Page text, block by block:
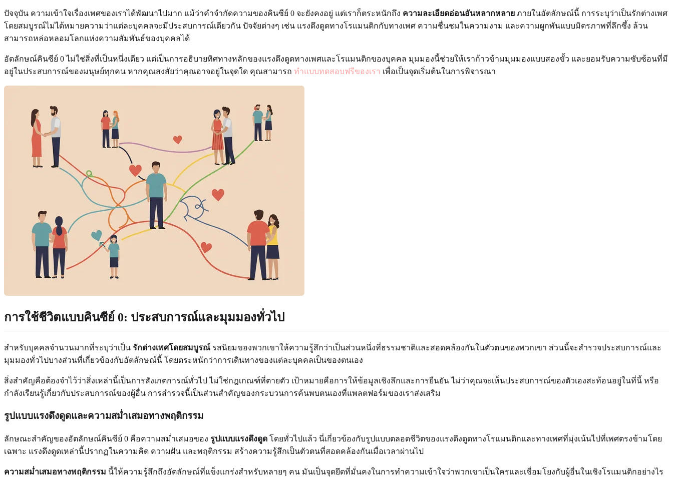
ปัจจุบัน ความเข้าใจเรื่องเพศของเราได้พัฒนาไปมาก แม้ว่าคำจำกัดความของคินซีย์ 0 จะยังคงอยู่ แต่เราก็ตระหนักถึง ความละเอียดอ่อนอันหลากหลาย ภายในอัตลักษณ์นี้ การระบุว่าเป็นรักต่างเพศ
โดยสมบูรณ์ไม่ได้หมายความว่าแต่ละบุคคลจะมีประสบการณ์เดียวกัน ปัจจัยต่างๆ เช่น แรงดึงดูดทางโรแมนติกกับทางเพศ ความชื่นชมในความงาม และความผูกพันแบบมิตรภาพที่ลึกซึ้ง ล้วน
สามารถหล่อหลอมโลกแห่งความสัมพันธ์ของบุคคลได้
อัตลักษณ์คินซีย์ 0 ไม่ใช่สิ่งที่เป็นหนึ่งเดียว แต่เป็นการอธิบายทิศทางหลักของแรงดึงดูดทางเพศและโรแมนติกของบุคคล มุมมองนี้ช่วยให้เราก้าวข้ามมุมมองแบบสองขั้ว และยอมรับความซับซ้อนที่มี
อยู่ในประสบการณ์ของมนุษย์ทุกคน หากคุณสงสัยว่าคุณอาจอยู่ในจุดใด คุณสามารถ ทำแบบทดสอบฟรีของเรา เพื่อเป็นจุดเริ่มต้นในการพิจารณา
การใช้ชีวิตแบบคินซีย์ 0: ประสบการณ์และมุมมองทั่วไป
สำหรับบุคคลจำนวนมากที่ระบุว่าเป็น รักต่างเพศโดยสมบูรณ์ รสนิยมของพวกเขาให้ความรู้สึกว่าเป็นส่วนหนึ่งที่ธรรมชาติและสอดคล้องกันในตัวตนของพวกเขา ส่วนนี้จะสำรวจประสบการณ์และ
มุมมองทั่วไปบางส่วนที่เกี่ยวข้องกับอัตลักษณ์นี้ โดยตระหนักว่าการเดินทางของแต่ละบุคคลเป็นของตนเอง
สิ่งสำคัญคือต้องจำไว้ว่าสิ่งเหล่านี้เป็นการสังเกตการณ์ทั่วไป ไม่ใช่กฎเกณฑ์ที่ตายตัว เป้าหมายคือการให้ข้อมูลเชิงลึกและการยืนยัน ไม่ว่าคุณจะเห็นประสบการณ์ของตัวเองสะท้อนอยู่ในที่นี้ หรือ
กำลังเรียนรู้เกี่ยวกับประสบการณ์ของผู้อื่น การสำรวจนี้เป็นส่วนสำคัญของกระบวนการค้นพบตนเองที่แพลตฟอร์มของเราส่งเสริม
รูปแบบแรงดึงดูดและความสม่ำเสมอทางพฤติกรรม
ลักษณะสำคัญของอัตลักษณ์คินซีย์ 0 คือความสม่ำเสมอของ รูปแบบแรงดึงดูด โดยทั่วไปแล้ว นี่เกี่ยวข้องกับรูปแบบตลอดชีวิตของแรงดึงดูดทางโรแมนติกและทางเพศที่มุ่งเน้นไปที่เพศตรงข้ามโดย
เฉพาะ แรงดึงดูดเหล่านี้ปรากฏในความคิด ความฝัน และพฤติกรรม สร้างความรู้สึกเป็นตัวตนที่สอดคล้องกันเมื่อเวลาผ่านไป
ความสม่ำเสมอทางพฤติกรรม นี้ให้ความรู้สึกถึงอัตลักษณ์ที่แข็งแกร่งสำหรับหลายๆ คน มันเป็นจุดยึดที่มั่นคงในการทำความเข้าใจว่าพวกเขาเป็นใครและเชื่อมโยงกับผู้อื่นในเชิงโรแมนติกอย่างไร